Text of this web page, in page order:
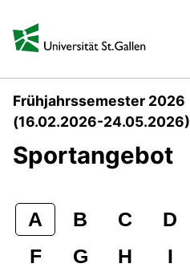
home
Frühjahrssemester 2026
(16.02.2026-24.05.2026)
Sportangebot
A B C D
F
G H I